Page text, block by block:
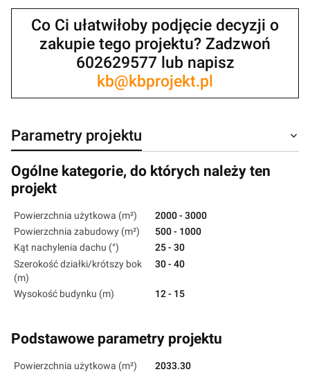
Co Ci ułatwiłoby podjęcie decyzji o
zakupie tego projektu? Zadzwoń
602629577 lub napisz
kb@kbprojekt.pl
Parametry projektu
Ogólne kategorie, do których należy ten
projekt
Powierzchnia użytkowa (m²)
2000 - 3000
Powierzchnia zabudowy (m²)
500 - 1000
Kąt nachylenia dachu (°)
25 - 30
Szerokość działki/krótszy bok
(m)
30 - 40
Wysokość budynku (m) 12 - 15
Podstawowe parametry projektu
Powierzchnia użytkowa (m²)
2033.30